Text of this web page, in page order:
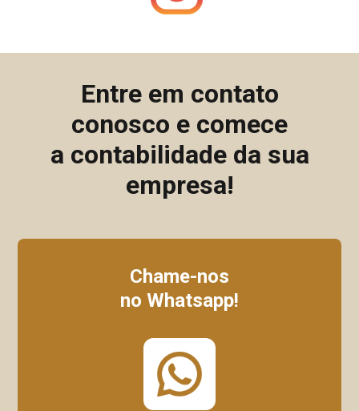
Entre em contato
conosco e comece
a contabilidade da sua
empresa!
Chame-nos
no Whatsapp!